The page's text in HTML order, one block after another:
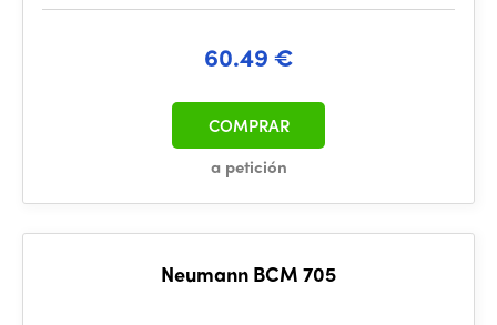
60.49 €
a petición
COMPRAR
Neumann BCM 705